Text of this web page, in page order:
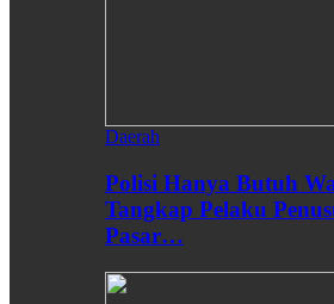
Daerah
Polisi Hanya Butuh
Tangkap Pelaku
Pasar…